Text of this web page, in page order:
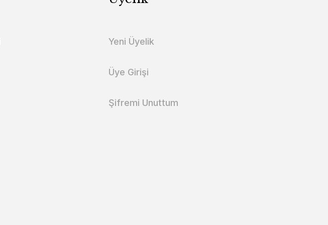
Yeni Üyelik
Üye Girişi
Şifremi Unuttum